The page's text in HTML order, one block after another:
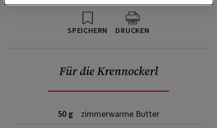
SPEICHERN DRUCKEN
Für die Krennockerl
50 g
zimmerwarme Butter